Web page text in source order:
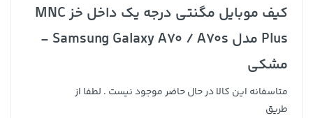
کیف موبایل مگنتی درجه یک داخل خز MNC
Plus مدل Samsung Galaxy A70 / A70s -
مشکی
متاسفانه این کالا در حال حاضر موجود نیست . لطفا از
طریق